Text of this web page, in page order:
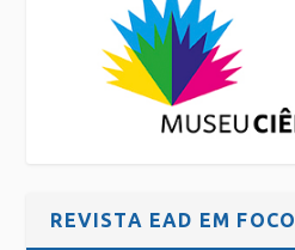
REVISTA EAD EM FOCO